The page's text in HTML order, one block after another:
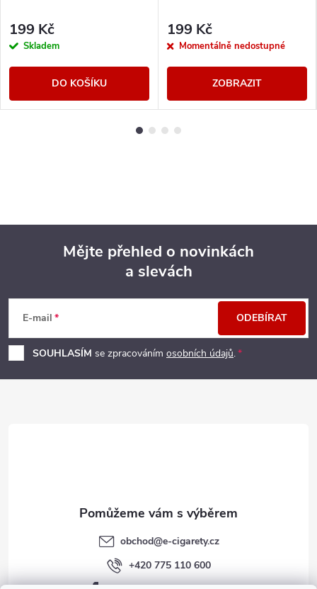
199 Kč
Skladem
DO KOŠÍKU
199 Kč
Momentálně nedostupné
ZOBRAZIT
p
a
Mějte přehled o novinkách
a slevách
E-mail
SOUHLASÍM se zpracováním osobních údajů.
ODEBÍRAT
obchod@e-cigarety.cz
+420 775 110 600